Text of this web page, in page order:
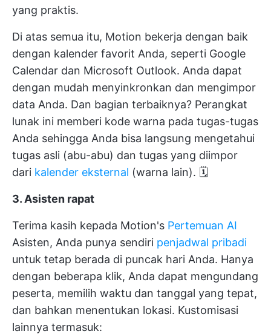
yang praktis.
Di atas semua itu, Motion bekerja dengan baik
dengan kalender favorit Anda, seperti Google
Calendar dan Microsoft Outlook. Anda dapat
dengan mudah menyinkronkan dan mengimpor
data Anda. Dan bagian terbaiknya? Perangkat
lunak ini memberi kode warna pada tugas-tugas
Anda sehingga Anda bisa langsung mengetahui
tugas asli (abu-abu) dan tugas yang diimpor
dari kalender eksternal (warna lain). 🗓️
3. Asisten rapat
Terima kasih kepada Motion's Pertemuan AI
Asisten, Anda punya sendiri penjadwal pribadi
untuk tetap berada di puncak hari Anda. Hanya
dengan beberapa klik, Anda dapat mengundang
peserta, memilih waktu dan tanggal yang tepat,
dan bahkan menentukan lokasi. Kustomisasi
lainnya termasuk: